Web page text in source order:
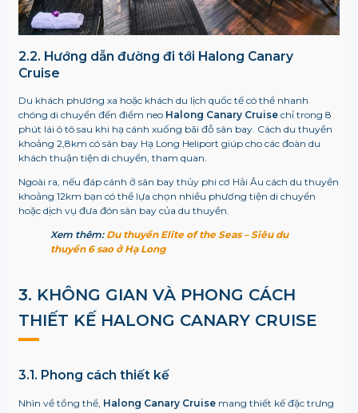
2.2. Hướng dẫn đường đi tới Halong Canary
Cruise
Du khách phương xa hoặc khách du lịch quốc tế có thể nhanh
chóng di chuyển đến điểm neo Halong Canary Cruise chỉ trong 8
phút lái ô tô sau khi hạ cánh xuống bãi đỗ sân bay. Cách du thuyền
khoảng 2,8km có sân bay Hạ Long Heliport giúp cho các đoàn du
khách thuận tiện di chuyển, tham quan.
Ngoài ra, nếu đáp cánh ở sân bay thủy phi cơ Hải Âu cách du thuyền
khoảng 12km bạn có thể lựa chọn nhiều phương tiện di chuyển
hoặc dịch vụ đưa đón sân bay của du thuyền.
Xem thêm: Du thuyền Elite of the Seas – Siêu du
thuyền 6 sao ở Hạ Long
3. KHÔNG GIAN VÀ PHONG CÁCH
THIẾT KẾ HALONG CANARY CRUISE
3.1. Phong cách thiết kế
Nhìn về tổng thể, Halong Canary Cruise mang thiết kế đặc trưng